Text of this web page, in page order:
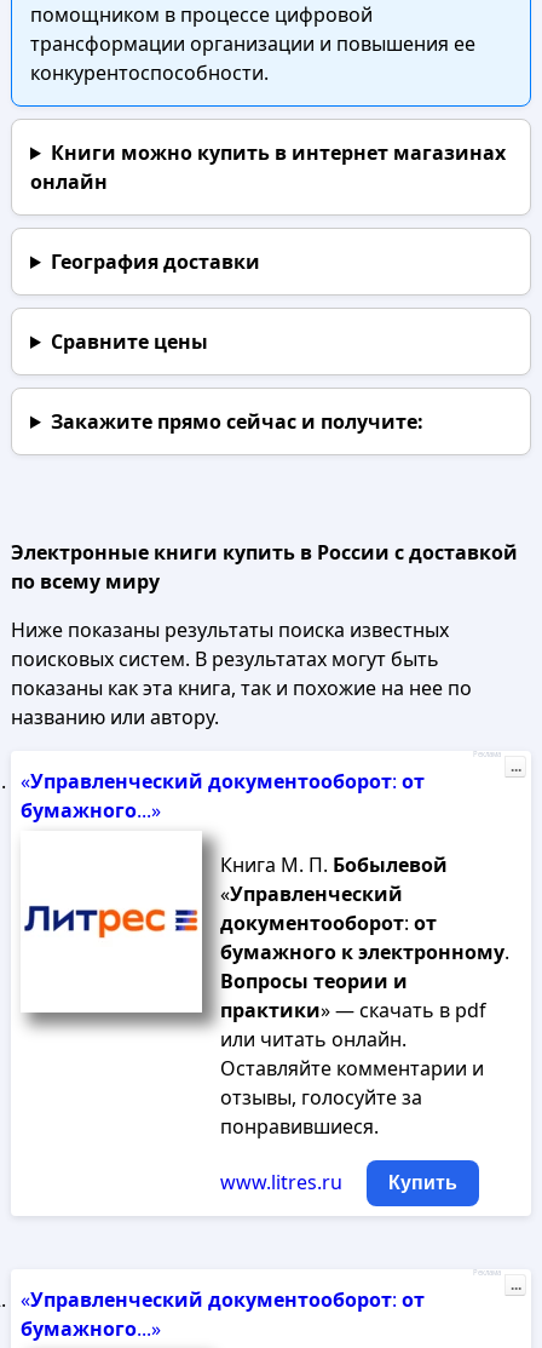
помощником в процессе цифровой
трансформации организации и повышения ее
конкурентоспособности.
Книги можно купить в интернет магазинах
онлайн
География доставки
Сравните цены
Закажите прямо сейчаси получите:
Электронные книги купить в России с доставкой
по всему миру
Ниже показаны результаты поиска известных
поисковых систем. В результатах могут быть
показаны как эта книга, так и похожие на нее по
названию или автору.
«Управленческий документооборот: от
бумажного...»
Книга М. П. Бобылевой
«Управленческий
документооборот: от
бумажного кэлектронному.
Вопросы теории и
практики» — скачать в pdf
или читать онлайн.
Оставляйте комментарии и
отзывы, голосуйте за
понравившиеся.
www.litres.ru Купить
Реклама
...
«Управленческий документооборот: от
бумажного...»
Реклама
...